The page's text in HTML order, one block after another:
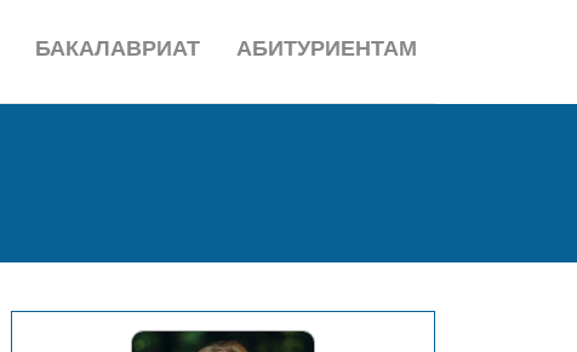
АБИТУРИЕНТАМ
БАКАЛАВРИАТ